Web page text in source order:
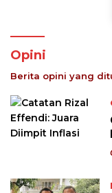
Opini
Berita opini yang